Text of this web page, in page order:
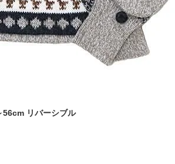
リバーシブル